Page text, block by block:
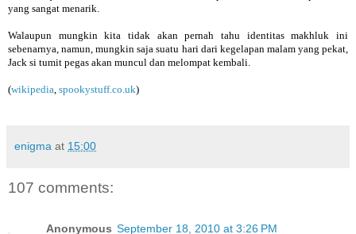
yang sangat menarik.
Walaupun mungkin kita tidak akan pernah tahu identitas makhluk ini
sebenarnya, namun, mungkin saja suatu hari dari kegelapan malam yang pekat,
Jack si tumit pegas akan muncul dan melompat kembali.
(wikipedia spookystuff.co.uk)
enigma at 15:00
107 comments:
Anonymous September 18, 2010 at 3:26 PM